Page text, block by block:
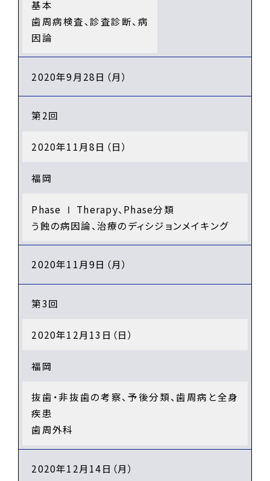
基本
歯周病検査、診査診断、病
因論
2020年9月28日（月）
第2回
2020年11月8日（日）
福岡
Phase Ⅰ Therapy、Phase分類
う蝕の病因論、治療のディシジョンメイキング
2020年11月9日（月）
第3回
2020年12月13日（日）
福岡
抜歯・非抜歯の考察、予後分類、歯周病と全身
疾患
歯周外科
2020年12月14日（月）